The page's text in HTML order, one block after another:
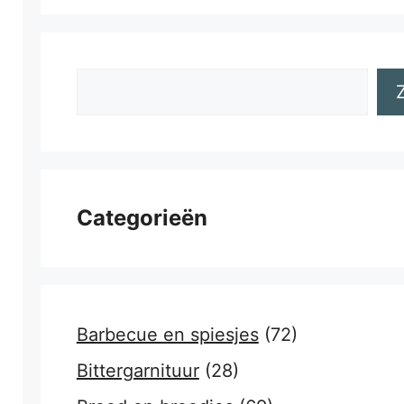
Categorieën
Barbecue en spiesjes(72)
Bittergarnituur(28)